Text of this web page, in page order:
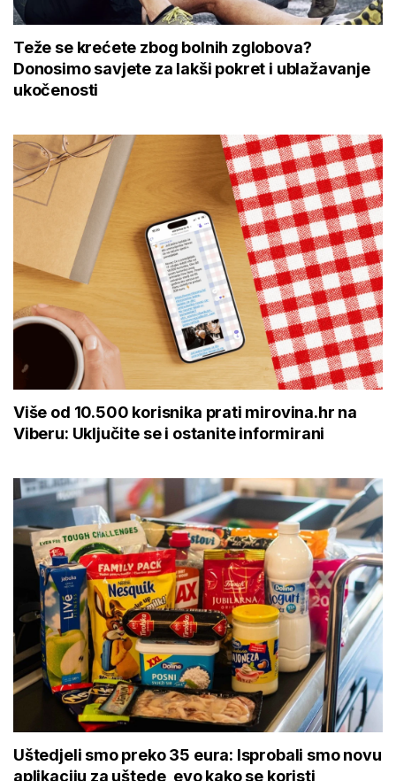
Teže se krećete zbog bolnih zglobova?
Donosimo savjete za lakši pokret i ublažavanje
ukočenosti
Više od 10.500 korisnika prati mirovina.hr na
Viberu: Uključite se i ostanite informirani
Uštedjeli smo preko 35 eura: Isprobali smo novu
aplikaciju za uštede, evo kako se koristi